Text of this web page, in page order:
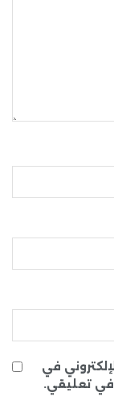
في
في تعليقي.